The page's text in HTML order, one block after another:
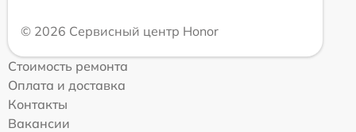
© 2026 Сервисный центр Honor
Стоимость ремонта
Оплата и доставка
Контакты
Вакансии